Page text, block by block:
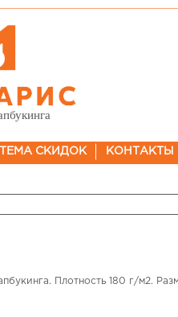
СКИДОК КОНТАКТЫ
Плотность 180 г/м2.